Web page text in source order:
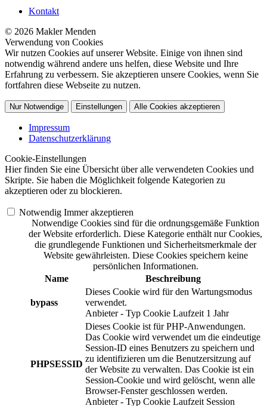
Kontakt
© 2026 Makler Menden
Verwendung von Cookies
Wir nutzen Cookies auf unserer Website. Einige von ihnen sind
notwendig während andere uns helfen, diese Website und Ihre
Erfahrung zu verbessern. Sie akzeptieren unsere Cookies, wenn Sie
fortfahren diese Webseite zu nutzen.
Nur Notwendige Einstellungen Alle Cookies akzeptieren
Impressum
Datenschutzerklärung
Cookie-Einstellungen
Hier finden Sie eine Übersicht über alle verwendeten Cookies und
Skripte. Sie haben die Möglichkeit folgende Kategorien zu
akzeptieren oder zu blockieren.
Notwendig Immer akzeptieren
Notwendige Cookies sind für die ordnungsgemäße Funktion
der Website erforderlich. Diese Kategorie enthält nur Cookies,
die grundlegende Funktionen und Sicherheitsmerkmale der
Website gewährleisten. Diese Cookies speichern keine
persönlichen Informationen.
Name
Beschreibung
bypass
Dieses Cookie wird für den Wartungsmodus
verwendet.
Anbieter - Typ Cookie Laufzeit 1 Jahr
PHPSESSID
Dieses Cookie ist für PHP-Anwendungen.
Das Cookie wird verwendet um die eindeutige
Session-ID eines Benutzers zu speichern und
zu identifizieren um die Benutzersitzung auf
der Website zu verwalten. Das Cookie ist ein
Session-Cookie und wird gelöscht, wenn alle
Browser-Fenster geschlossen werden.
Anbieter - Typ Cookie Laufzeit Session